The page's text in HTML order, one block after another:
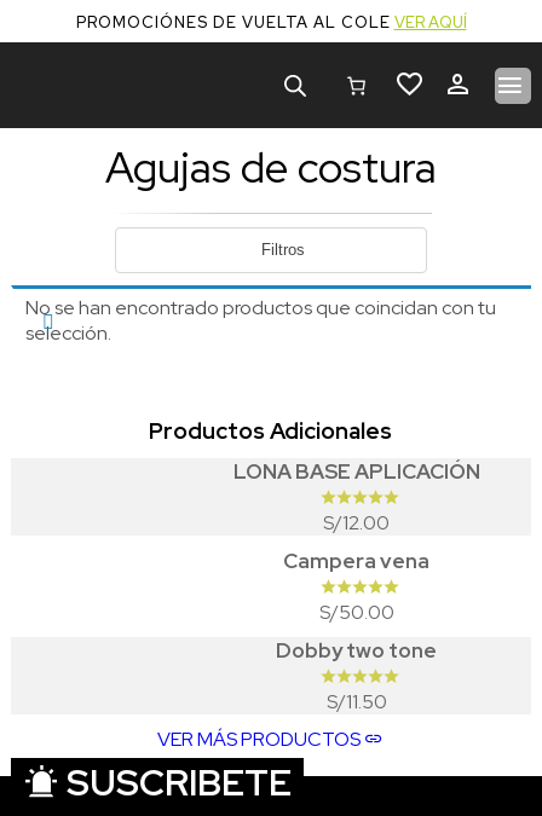
PROMOCIÓNES DE VUELTA AL COLE VER AQUÍ
Búsqueda
de
Agujas de costura
Filtros
No se han encontrado productos que coincidan con tu
selección.
Productos Adicionales
LONA BASE APLICACIÓN
S/12.00
Campera vena
S/50.00
Dobby two tone
S/11.50
VER MÁS PRODUCTOS
SUSCRIBETE